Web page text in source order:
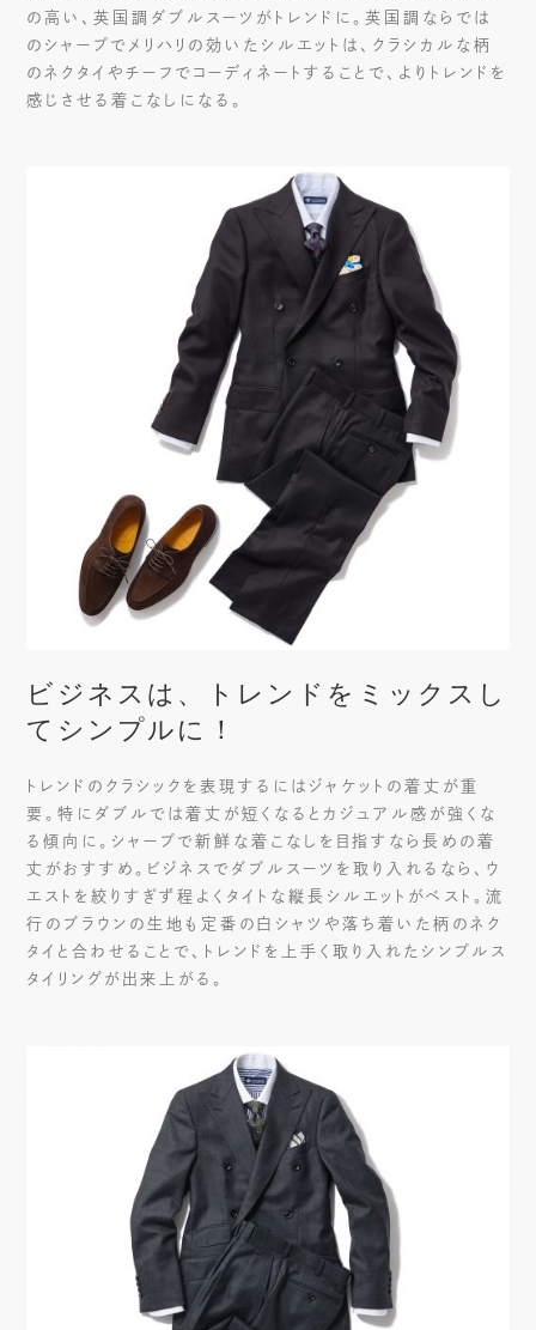
の高い、英国調ダブルスーツがトレンドに。英国調ならでは
のシャープでメリハリの効いたシルエットは、クラシカルな柄
のネクタイやチーフでコーディネートすることで、よりトレンドを
感じさせる着こなしになる。
ビジネスは、トレンドをミックスし
てシンプルに！
トレンドのクラシックを表現するにはジャケットの着丈が重
要。特にダブルでは着丈が短くなるとカジュアル感が強くな
る傾向に。シャープで新鮮な着こなしを目指すなら長めの着
丈がおすすめ。ビジネスでダブルスーツを取り入れるなら、ウ
エストを絞りすぎず程よくタイトな縦長シルエットがベスト。流
行のブラウンの生地も定番の白シャツや落ち着いた柄のネク
タイと合わせることで、トレンドを上手く取り入れたシンプルス
タイリングが出来上がる。